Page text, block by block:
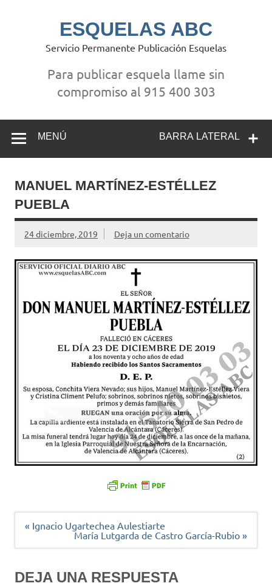
ESQUELAS ABC
Servicio Permanente Publicación Esquelas
Para publicar esquela llame sin
compromiso al 915 400 303
BARRA LATERAL
MENÚ
MANUEL MARTÍNEZ-ESTÉLLEZ
PUEBLA
24 diciembre, 2019 Deja un comentario
Navegación
« Ignacio Ugartechea Aulestiarte
María Lutgarda de Castro García-Rubio »
DEJA UNA RESPUESTA